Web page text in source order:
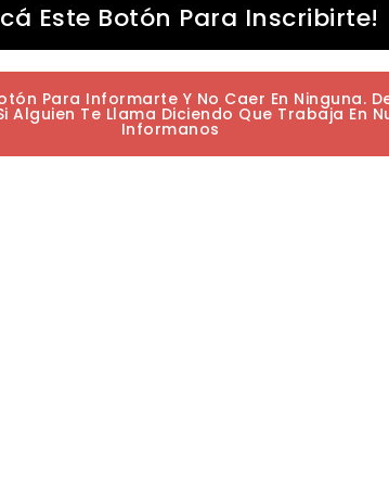
Este Botón Para Inscribirte!
Para Informarte Y No Caer En Ninguna.
Alguien Te Llama Diciendo Que Trabaja En
Informanos